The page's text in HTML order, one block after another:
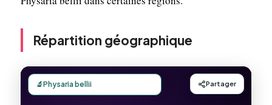
Répartition géographique